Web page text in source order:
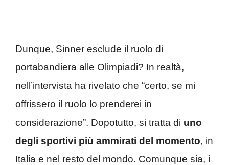
Dunque, Sinner esclude il ruolo di
portabandiera alle Olimpiadi? In realtà,
nell’intervista ha rivelato che “certo, se mi
offrissero il ruolo lo prenderei in
considerazione”. Dopotutto, si tratta di uno
degli sportivi più ammirati del momento, in
Italia e nel resto del mondo. Comunque sia, i